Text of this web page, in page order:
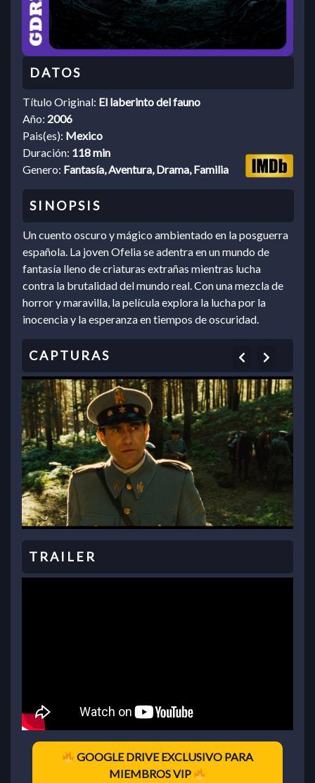
Título Original: El laberinto del fauno
Año: 2006
Pais(es): Mexico
Duración: 118 min
Genero: Fantasía, Aventura, Drama, Familia
Un cuento oscuro y mágico ambientado en la posguerra
española. La joven Ofelia se adentra en un mundo de
fantasía lleno de criaturas extrañas mientras lucha
contra la brutalidad del mundo real. Con una mezcla de
horror y maravilla, la película explora la lucha por la
inocencia y la esperanza en tiempos de oscuridad.
Previous
GOOGLE DRIVE EXCLUSIVO PARA
MIEMBROS VIP